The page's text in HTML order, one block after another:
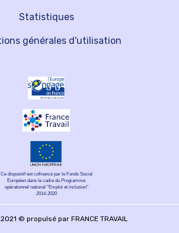
Statistiques
générales d'utilisation
Ce dispositif est cofinancé par le Fonds Social
Européen dans le cadre du Programme
opérationnel national "Emploi et inclusion"
2014-2020
© propulsé par FRANCE TRAVAIL